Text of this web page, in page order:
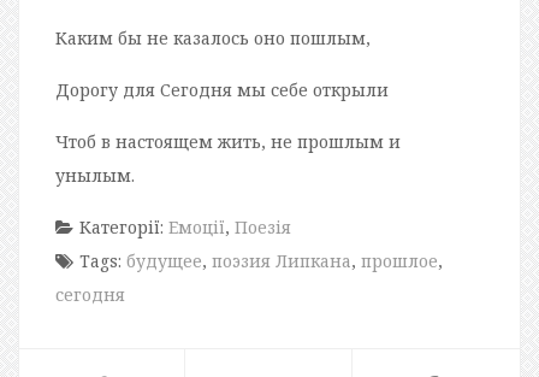
Каким бы не казалось оно пошлым,
Дорогу для Сегодня мы себе открыли
Чтоб в настоящем жить, не прошлым и
унылым.
Категорії: Емоції, Поезія
Tags: будущее, поэзия Липкана, прошлое,
сегодня